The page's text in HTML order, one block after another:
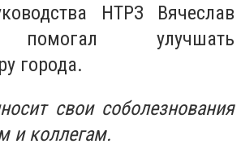
НТРЗ Вячеслав
помогал улучшать
города.
свои соболезнования
и коллегам.